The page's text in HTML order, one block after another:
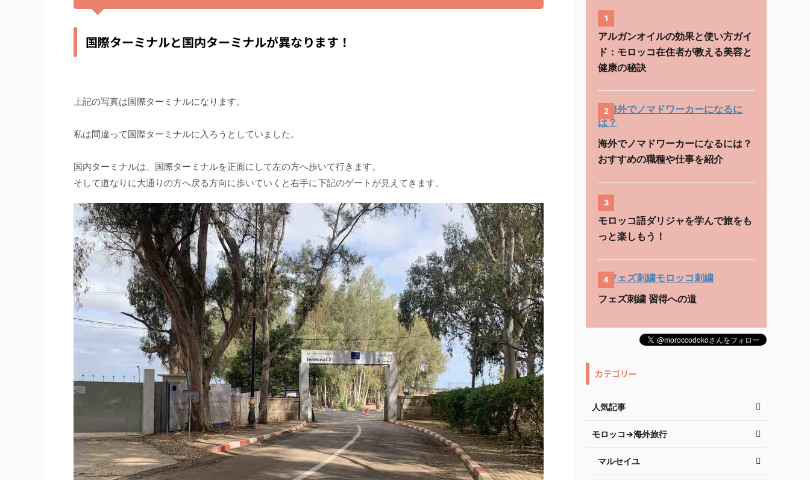
国際ターミナルと国内ターミナルが異なります！
上記の写真は国際ターミナルになります。
私は間違って国際ターミナルに入ろうとしていました。
国内ターミナルは、国際ターミナルを正面にして左の方へ歩いて行きます。
そして道なりに大通りの方へ戻る方向に歩いていくと右手に下記のゲートが見えてきます。
1
アルガンオイルの効果と使い方ガイ
ド：モロッコ在住者が教える美容と
健康の秘訣
2
海外でノマドワーカーになるには？
おすすめの職種や仕事を紹介
3
モロッコ語ダリジャを学んで旅をも
っと楽しもう！
4
フェズ刺繍 習得への道
カテゴリー
人気記事
モロッコ→海外旅行
マルセイユ